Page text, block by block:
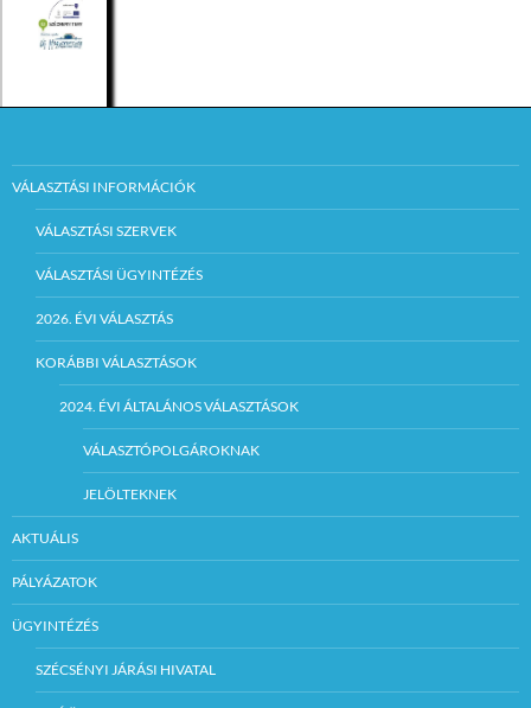
VÁLASZTÁSI INFORMÁCIÓK
VÁLASZTÁSI SZERVEK
VÁLASZTÁSI ÜGYINTÉZÉS
2026. ÉVI VÁLASZTÁS
KORÁBBI VÁLASZTÁSOK
2024. ÉVI ÁLTALÁNOS VÁLASZTÁSOK
VÁLASZTÓPOLGÁROKNAK
JELÖLTEKNEK
AKTUÁLIS
PÁLYÁZATOK
ÜGYINTÉZÉS
SZÉCSÉNYI JÁRÁSI HIVATAL